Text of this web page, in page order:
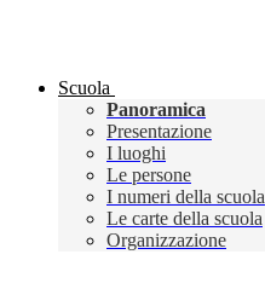
Scuola
Panoramica
Presentazione
I luoghi
Le persone
I numeri della scuola
Le carte della scuola
Organizzazione